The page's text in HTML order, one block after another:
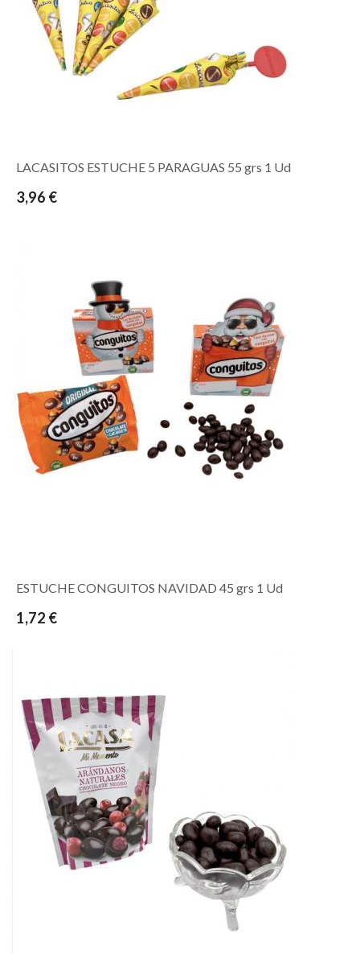
LACASITOS ESTUCHE 5 PARAGUAS 55 grs 1 Ud
3,96 €
ESTUCHE CONGUITOS NAVIDAD 45 grs 1 Ud
1,72 €